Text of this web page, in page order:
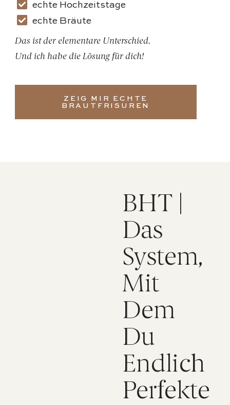
echte Hochzeitstage
echte Bräute
Das ist der elementare Unterschied.
Und ich habe die Lösung für dich!
ZEIG MIR ECHTE
BRAUTFRISUREN
BHT |
Das
System,
Mit
Dem
Du
Endlich
Perfekte